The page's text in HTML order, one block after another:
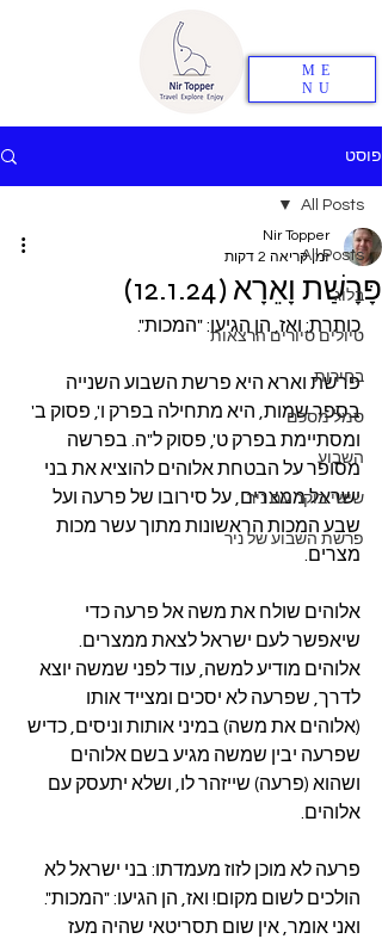
ME
NU
פוסט
All Posts
בלוג
טיולים סיורים הרצאות
בחירות
סמל מסכם
השבוע
שישי בוקר עם ניר
פרשת השבוע של ניר
All Posts
פָּרָשַׁת וָאֵרָא (12.1.24)
Nir Topper
זמן קריאה 2 דקות
כותרת: ואז, הן הגיעו: "המכות".
פרשת וארא היא פרשת השבוע השנייה
בספר שמות, היא מתחילה בפרק ו', פסוק ב'
ומסתיימת בפרק ט', פסוק ל"ה. בפרשה
מסופר על הבטחת אלוהים להוציא את בני
ישראל ממצרים, על סירובו של פרעה ועל
שבע המכות הראשונות מתוך עשר מכות
מצרים.
אלוהים שולח את משה אל פרעה כדי
שיאפשר לעם ישראל לצאת ממצרים.
אלוהים מודיע למשה, עוד לפני שמשה יוצא
לדרך, שפרעה לא יסכים ומצייד אותו
(אלוהים את משה) במיני אותות וניסים, כדיש
שפרעה יבין שמשה מגיע בשם אלוהים
ושהוא (פרעה) שייזהר לו, ושלא יתעסק עם
אלוהים.
פרעה לא מוכן לזוז מעמדתו: בני ישראל לא
הולכים לשום מקום! ואז, הן הגיעו: "המכות".
ואני אומר, אין שום תסריטאי שהיה מעז